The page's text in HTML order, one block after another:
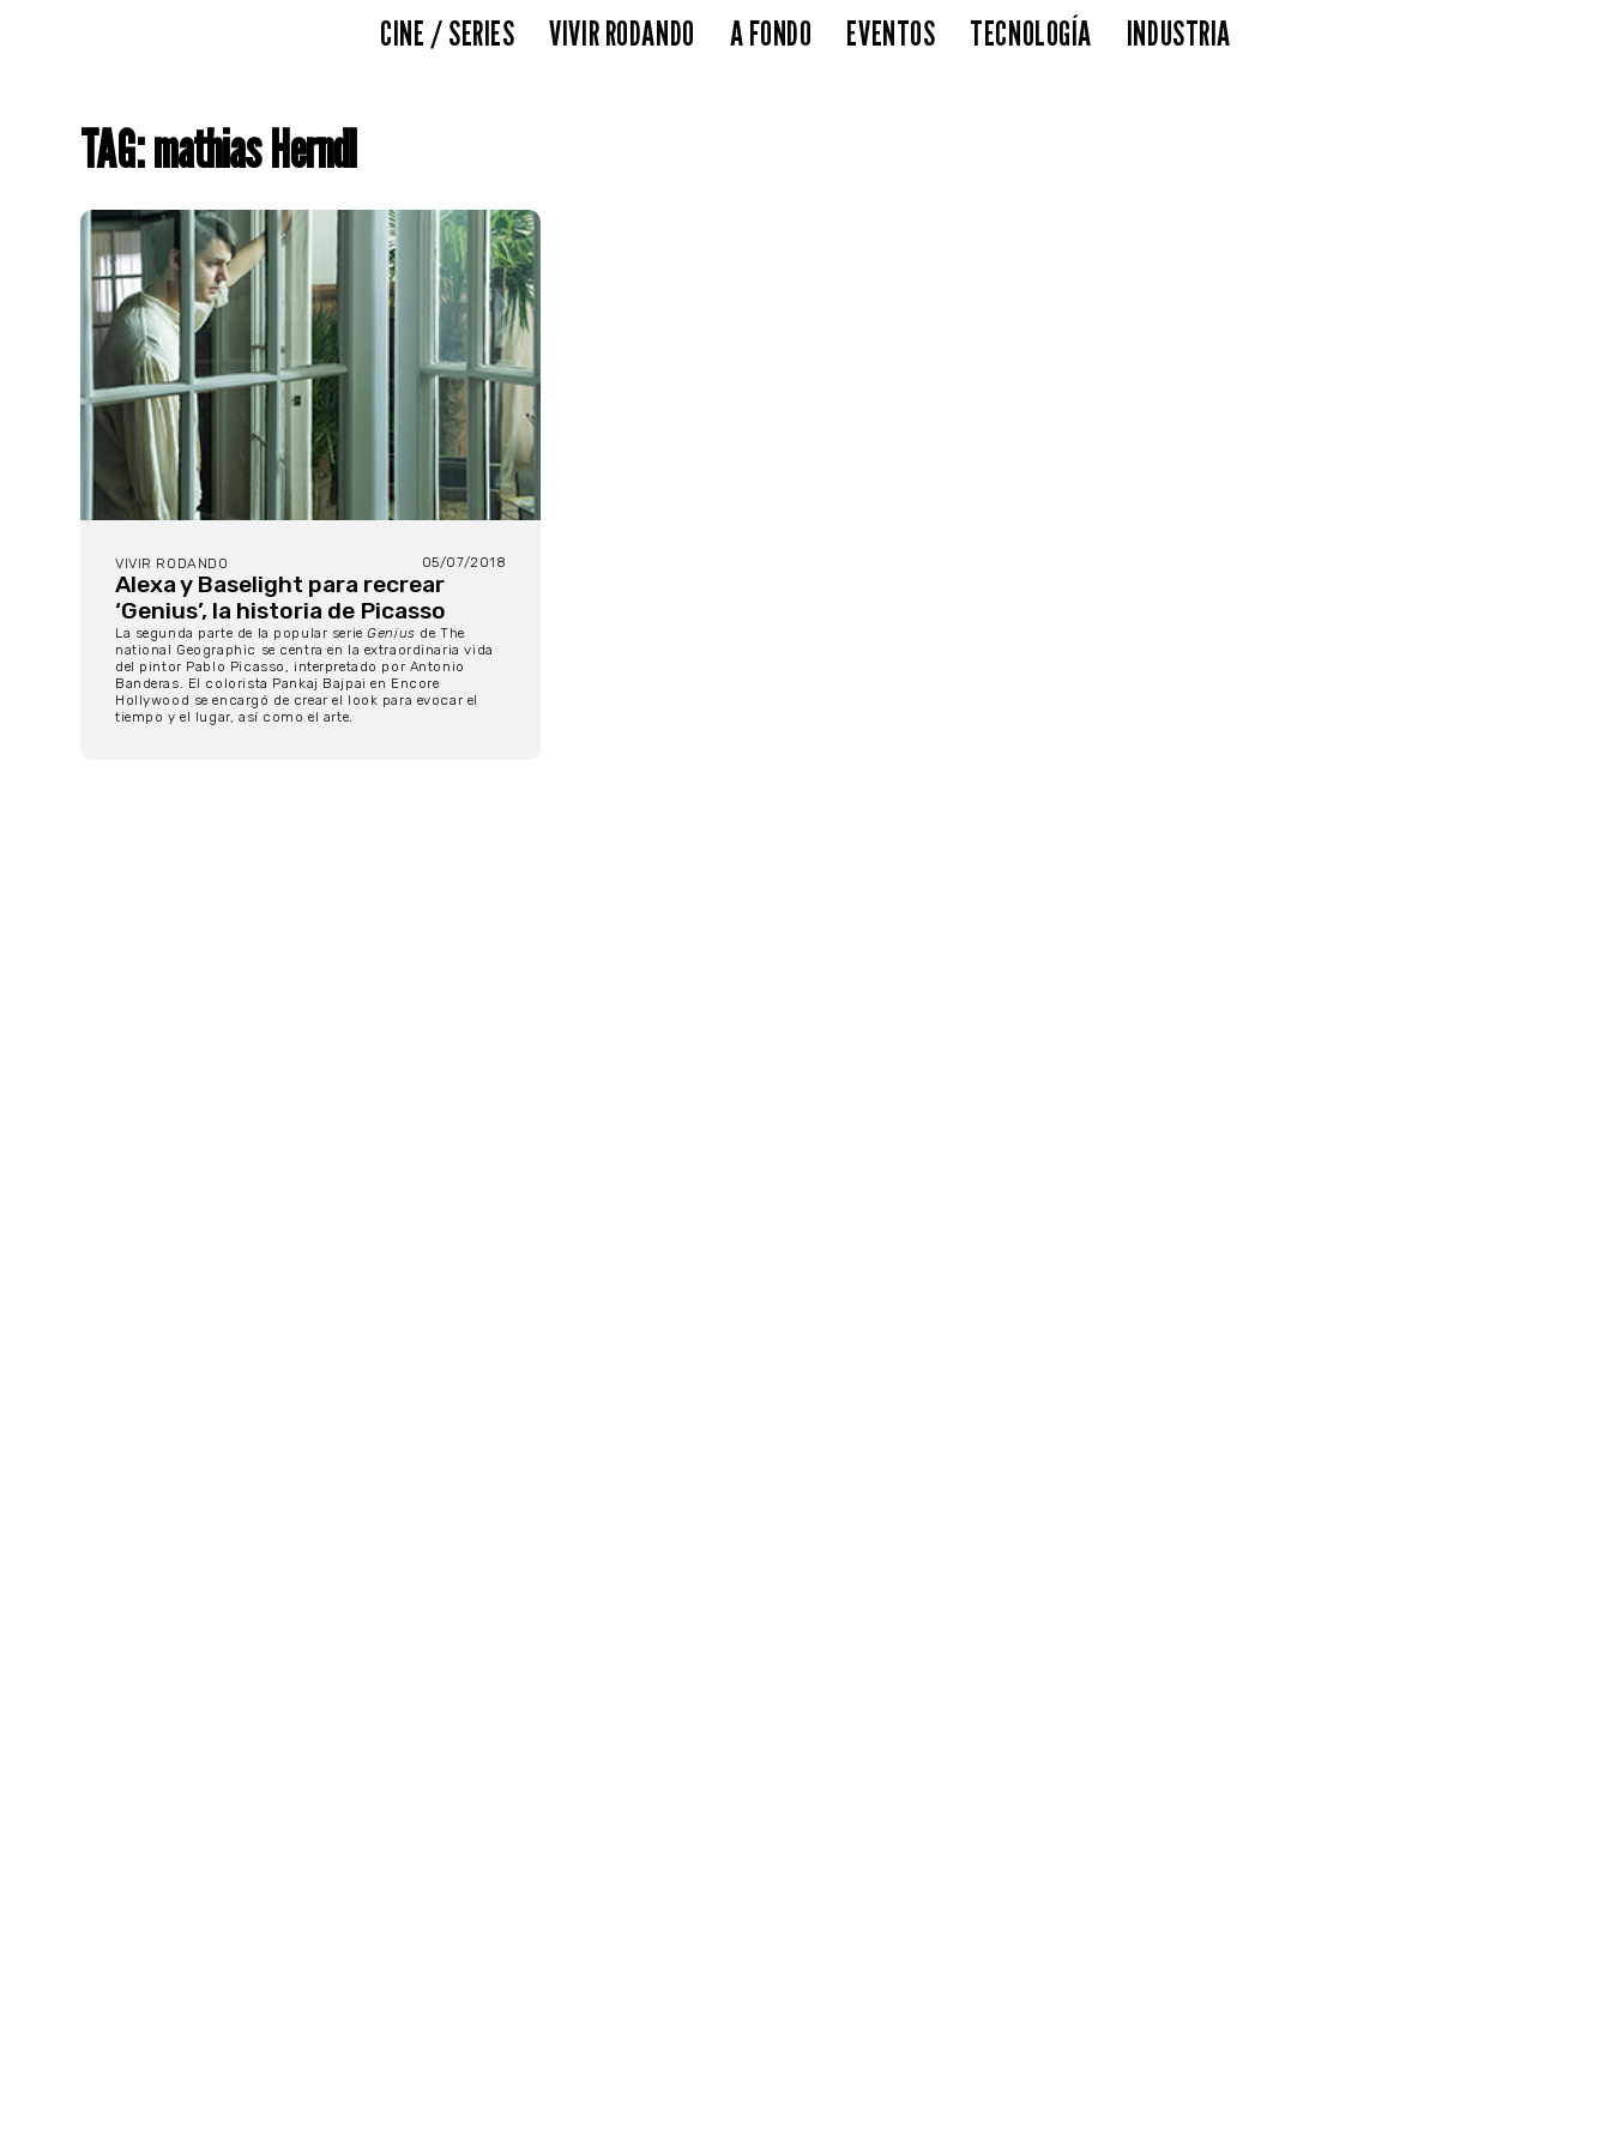
CINE / SERIES VIVIR RODANDO A FONDO EVENTOS TECNOLOGÍA INDUSTRIA
TAG: mathias Herndl
VIVIR RODANDO 05/07/2018
Alexa y Baselight para recrear
‘Genius’, la historia de Picasso
La segunda parte de la popular serieGenius de The
national Geographic se centra en la extraordinaria vida
del pintor Pablo Picasso, interpretado por Antonio
Banderas. El colorista Pankaj Bajpai en Encore
Hollywood se encargó de crear el look para evocar el
tiempo y el lugar, así como el arte.